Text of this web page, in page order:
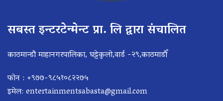
सबस्त इन्टरटेन्मेन्ट प्रा. लि द्वारा संचालित
काठमान्डौ माहानगरपालिका, घट्टेकुलो,वार्ड -२९,काठमाडौँ
फोन : +९७७-९८५१०८२२७५
इमेल: entertainmentsabasta@gmail.com